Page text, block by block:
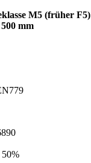
M5 (früher F5)
500 mm